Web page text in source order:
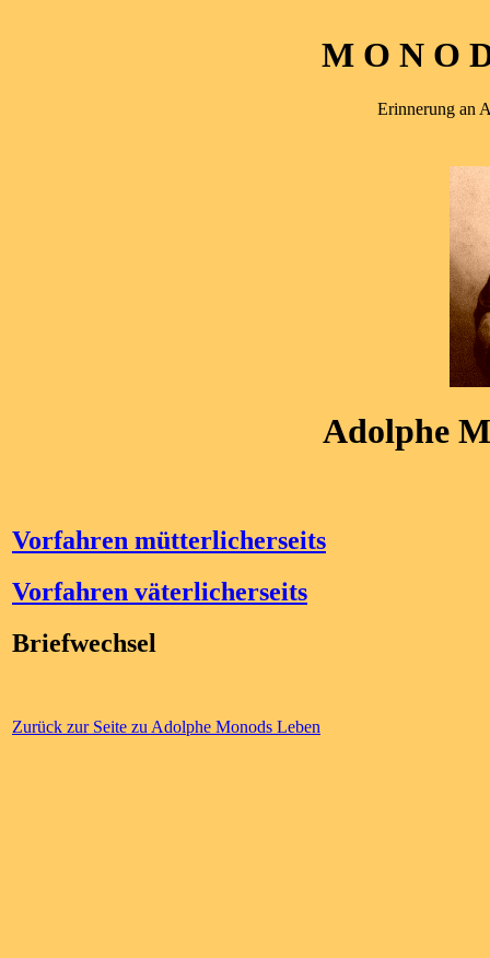
M O N O
Erinnerung an
Adolphe
Vorfahren mütterlicherseits
Vorfahren väterlicherseits
Briefwechsel
Zurück zur Seite zu Adolphe Monods Leben